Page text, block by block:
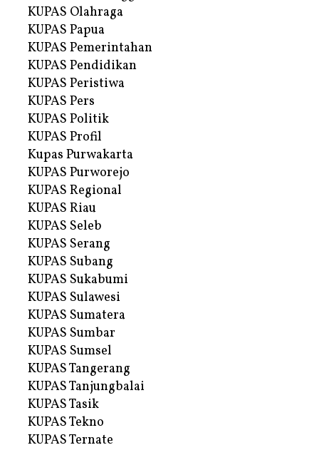
KUPAS Olahraga
KUPAS Papua
KUPAS Pemerintahan
KUPAS Pendidikan
KUPAS Peristiwa
KUPAS Pers
KUPAS Politik
KUPAS Profil
Kupas Purwakarta
KUPAS Purworejo
KUPAS Regional
KUPAS Riau
KUPAS Seleb
KUPAS Serang
KUPAS Subang
KUPAS Sukabumi
KUPAS Sulawesi
KUPAS Sumatera
KUPAS Sumbar
KUPAS Sumsel
KUPAS Tangerang
KUPAS Tanjungbalai
KUPAS Tasik
KUPAS Tekno
KUPAS Ternate